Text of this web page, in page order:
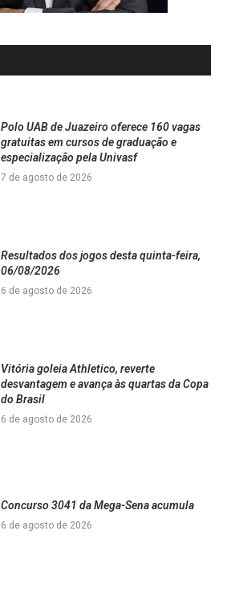
Polo UAB de Juazeiro oferece 160 vagas
gratuitas em cursos de graduação e
especialização pela Univasf
7 de agosto de 2026
Resultados dos jogos desta quinta-feira,
06/08/2026
6 de agosto de 2026
Vitória goleia Athletico, reverte
desvantagem e avança às quartas da Copa
do Brasil
6 de agosto de 2026
Concurso 3041 da Mega-Sena acumula
6 de agosto de 2026